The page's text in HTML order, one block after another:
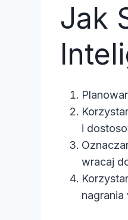
Jak
i
wracaj